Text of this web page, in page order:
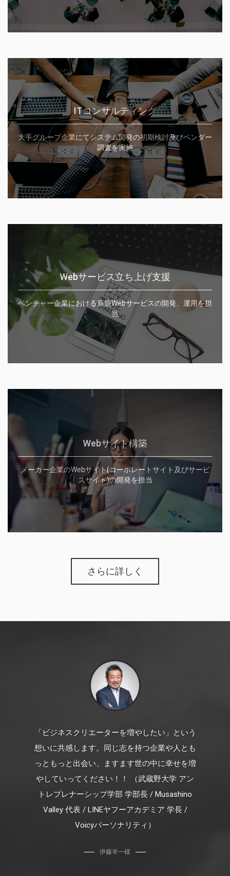
ITコンサルティング
大手グループ企業にてシステム開発の初期検討及びベンダー
調査を実施
Webサービス立ち上げ支援
ベンチャー企業における新規Webサービスの開発、運用を担
当
Webサイト構築
メーカー企業のWebサイト(コーポレートサイト及びサービ
スサイト)の開発を担当
さらに詳しく
「ビジネスクリエーターを増やしたい」という
想いに共感します。同じ志を持つ企業や人とも
っともっと出会い、ますます世の中に幸せを増
やしていってください！！ （武蔵野大学 アン
トレプレナーシップ学部 学部長 / Musashino
Valley 代表 / LINEヤフーアカデミア 学長 /
Voicyパーソナリティ）
伊藤羊一様